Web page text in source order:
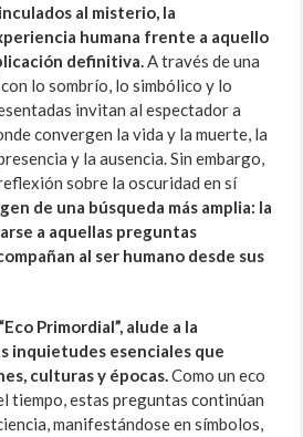
al misterio, la
humana frente a aquello
definitiva.A través de una
lo sombrío, lo simbólico y lo
invitan al espectador a
convergen la vida y la muerte, la
y la ausencia. Sin embargo,
sobre la oscuridad en sí
de una búsqueda más amplia: la
a aquellas preguntas
al ser humano desde sus
“Eco Primordial”, alude a la
inquietudes esenciales que
culturas y épocas.Como un eco
tiempo, estas preguntas continúan
manifestándose en símbolos,